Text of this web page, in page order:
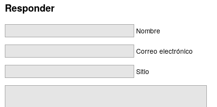
Responder
Nombre
Correo electrónico
Sitio